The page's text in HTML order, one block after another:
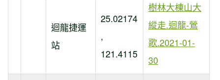
樹林大棟山大
縱走.迴龍-鶯
歌.2021-01-
30
迴龍捷運
站
25.02174
,
121.4115